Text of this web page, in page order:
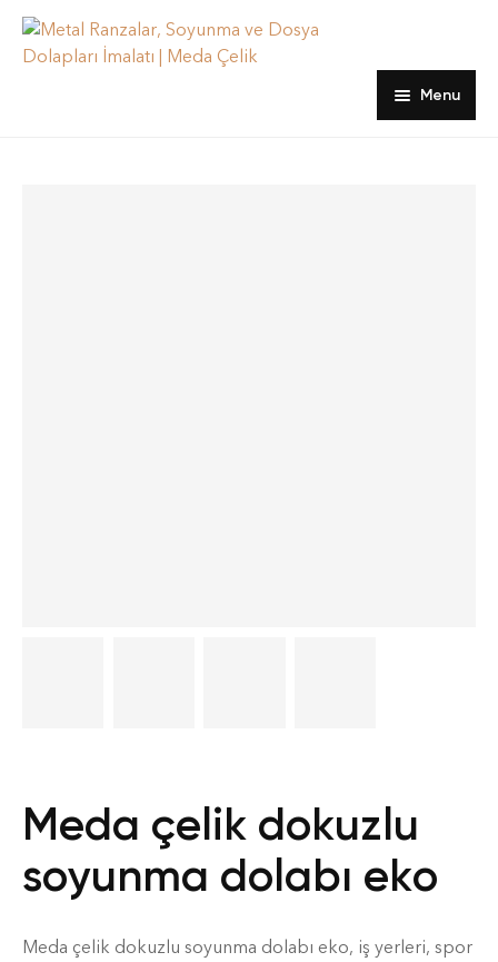
Menu
Meda çelik dokuzlu
soyunma dolabı eko
Meda çelik dokuzlu soyunma dolabı eko, iş yerleri, spor